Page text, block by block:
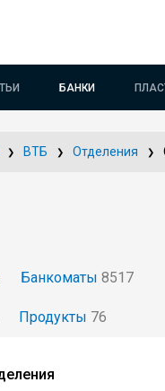
БАНКИ
ВТБ Отделения
Банкоматы 8517
Продукты 76